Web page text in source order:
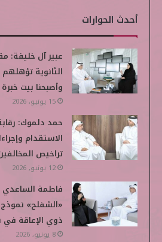
س
ب
و
ي
ت
ر
ن
ك
د
إ
ن
أحدث الحوارات
عبير آل خليفة:
الثانوية
وأصبحنا بيت
15 يونيو, 2026
حمد دلموك:
الاستقدام
تراخيص
12 يونيو, 2026
فاطمة الساعدي
«الشفلح»
ذوي الإعاقة
8 يونيو, 2026